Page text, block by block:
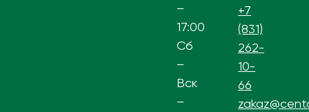
–
17:00
Сб
–
Вск
–
+7
(831)
262-
10-
66